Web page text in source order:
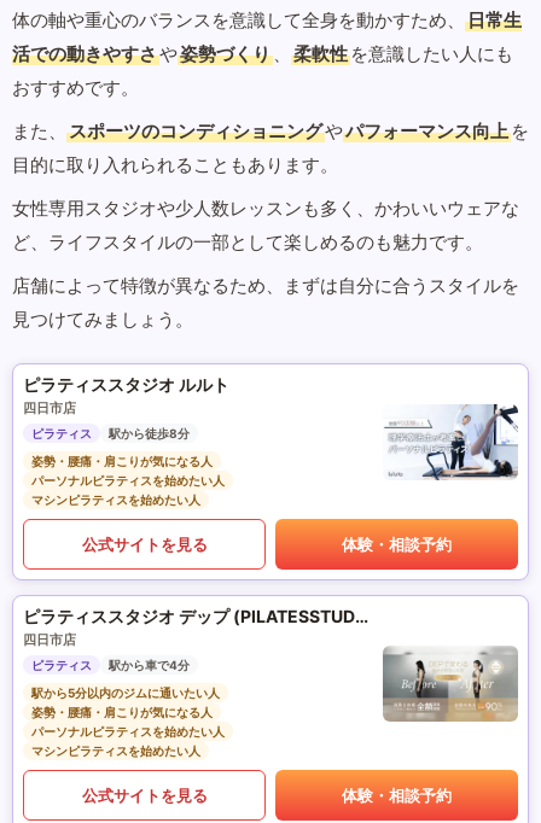
体の軸や重心のバランスを意識して全身を動かすため、
日常生
活での動きやすさや姿勢づくり 、 柔軟性 を意識したい人にも
おすすめです。
また、
スポーツのコンディショニングやパフォーマンス向上 を
目的に取り入れられることもあります。
女性専用スタジオや少人数レッスンも多く、かわいいウェアな
ど、ライフスタイルの一部として楽しめるのも魅力です。
店舗によって特徴が異なるため、まずは自分に合うスタイルを
見つけてみましょう。
ピラティススタジオ ルルト
四日市店
ピラティス
駅から徒歩8分
姿勢・腰痛・肩こりが気になる人
パーソナルピラティスを始めたい人
マシンピラティスを始めたい人
公式サイトを見る 体験・相談予約
ピラティススタジオ デップ (PILATESSTUDIO DEP)
四日市店
ピラティス
駅から車で4分
駅から5分以内のジムに通いたい人
姿勢・腰痛・肩こりが気になる人
パーソナルピラティスを始めたい人
マシンピラティスを始めたい人
公式サイトを見る 体験・相談予約